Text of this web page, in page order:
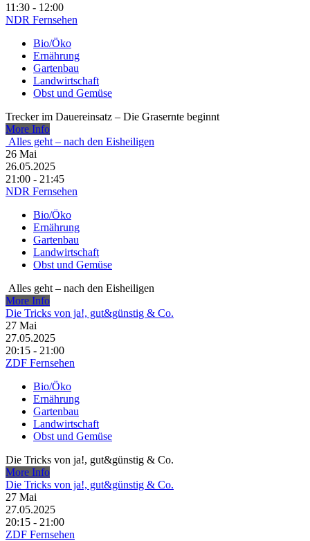
11:30 - 12:00
NDR Fernsehen
Bio/Öko
Ernährung
Gartenbau
Landwirtschaft
Obst und Gemüse
Trecker im Dauereinsatz – Die Grasernte beginnt
More Info
Alles geht – nach den Eisheiligen
26 Mai
26.05.2025
21:00 - 21:45
NDR Fernsehen
Bio/Öko
Ernährung
Gartenbau
Landwirtschaft
Obst und Gemüse
Alles geht – nach den Eisheiligen
More Info
Die Tricks von ja!, gut&günstig & Co.
27 Mai
27.05.2025
20:15 - 21:00
ZDF Fernsehen
Bio/Öko
Ernährung
Gartenbau
Landwirtschaft
Obst und Gemüse
Die Tricks von ja!, gut&günstig & Co.
More Info
Die Tricks von ja!, gut&günstig & Co.
27 Mai
27.05.2025
20:15 - 21:00
ZDF Fernsehen